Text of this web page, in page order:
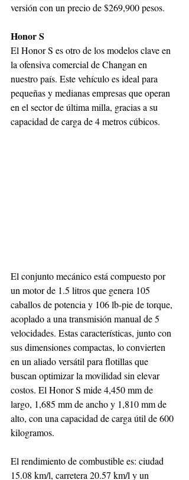
versión con un precio de $269,900 pesos.
Honor S
El Honor S es otro de los modelos clave en
la ofensiva comercial de Changan en
nuestro país. Este vehículo es ideal para
pequeñas y medianas empresas que operan
en el sector de última milla, gracias a su
capacidad de carga de 4 metros cúbicos.
El conjunto mecánico está compuesto por
un motor de 1.5 litros que genera 105
caballos de potencia y 106 lb-pie de torque,
acoplado a una transmisión manual de 5
velocidades. Estas características, junto con
sus dimensiones compactas, lo convierten
en un aliado versátil para flotillas que
buscan optimizar la movilidad sin elevar
costos. El Honor S mide 4,450 mm de
largo, 1,685 mm de ancho y 1,810 mm de
alto, con una capacidad de carga útil de 600
kilogramos.
El rendimiento de combustible es: ciudad
15.08 km/l, carretera 20.57 km/l y un